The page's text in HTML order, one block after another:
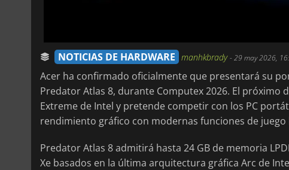
NOTICIAS DE HARDWARE manhkbrady-29 may 2026,
Acer ha confirmado oficialmente que presentará su
Predator Atlas 8, durante Computex 2026. El próximo
Extreme de Intel y pretende competir con los PC
rendimiento gráfico con modernas funciones de
Predator Atlas 8 admitirá hasta 24 GB de memoria
Xe basados en la última arquitectura gráfica Arc de